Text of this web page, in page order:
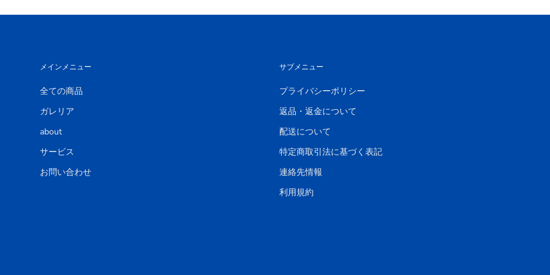
メインメニュー
全ての商品
ガレリア
about
サービス
お問い合わせ
サブメニュー
プライバシーポリシー
返品・返金について
配送について
特定商取引法に基づく表記
連絡先情報
利用規約